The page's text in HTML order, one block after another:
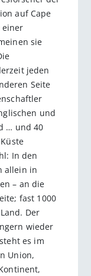
auf Cape
einer
sie
jeden
Seite
und
… und 40
In den
allein in
– an die
fast 1000
Der
wieder
es im
Union,